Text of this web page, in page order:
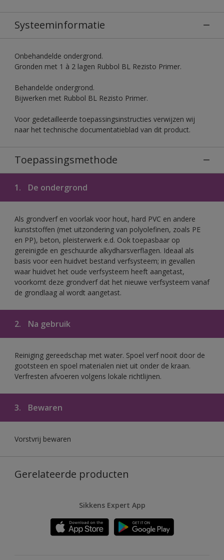
Systeeminformatie
Onbehandelde ondergrond.
Gronden met 1 à 2 lagen Rubbol BL Rezisto Primer.
Behandelde ondergrond.
Bijwerken met Rubbol BL Rezisto Primer.
Voor gedetailleerde toepassingsinstructies verwijzen wij
naar het technische documentatieblad van dit product.
Toepassingsmethode
1. De ondergrond
Als grondverf en voorlak voor hout, hard PVC en andere
kunststoffen (met uitzondering van polyolefinen, zoals PE
en PP), beton, pleisterwerk e.d. Ook toepasbaar op
gereinigde en geschuurde alkydharsverflagen. Ideaal als
basis voor een huidvet bestand verfsysteem; in gevallen
waar huidvet het oude verfsysteem heeft aangetast,
voorkomt deze grondverf dat het nieuwe verfsysteem vanaf
de grondlaag al wordt aangetast.
2. Na gebruik
Reiniging gereedschap met water. Spoel verf nooit door de
gootsteen en spoel materialen niet uit onder de kraan.
Verfresten afvoeren volgens lokale richtlijnen.
3. Bewaren
Vorstvrij bewaren
Gerelateerde producten
Sikkens Expert App